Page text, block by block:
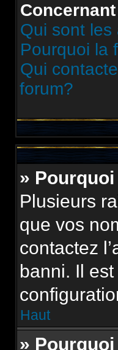
Qui sont les
Pourquoi la
Qui
forum?
»
Plusieurs
que vos
contactez
banni. Il
Haut
»